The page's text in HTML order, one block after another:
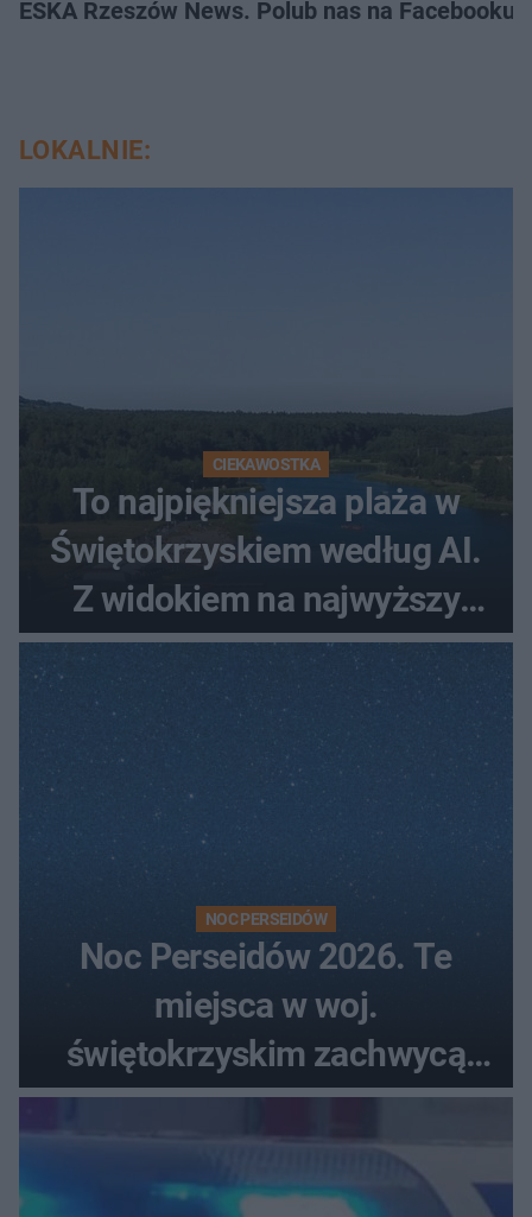
ESKA Rzeszów News. Polub nas na Facebooku!
LOKALNIE:
CIEKAWOSTKA
To najpiękniejsza plaża w
Świętokrzyskiem według AI.
Z widokiem na najwyższy
szczyt Gór Świętokrzyskich
NOC PERSEIDÓW
Noc Perseidów 2026. Te
miejsca w woj.
świętokrzyskim zachwycą
każdego miłośnika gwiazd